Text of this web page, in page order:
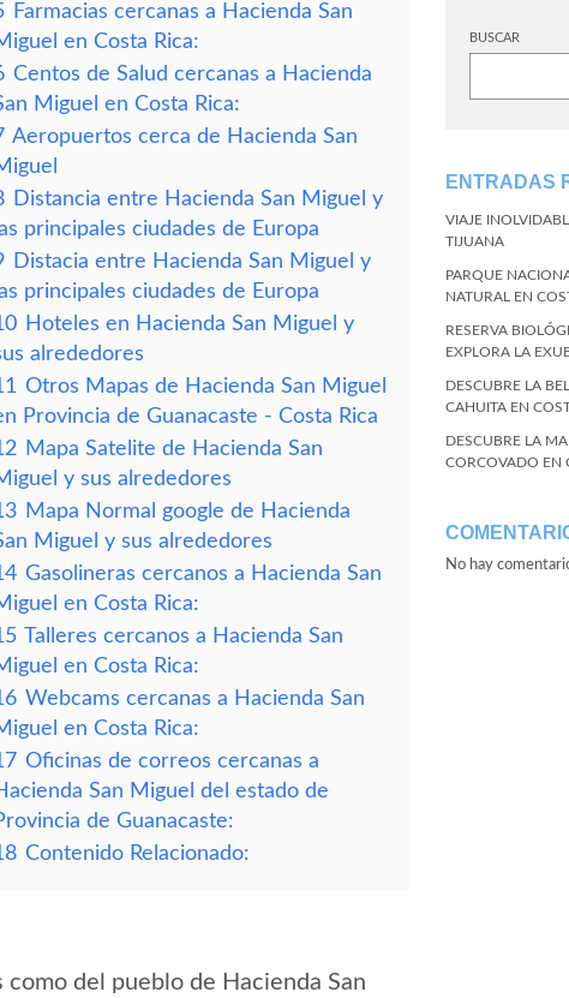
Farmacias cercanas a Hacienda San
en Costa Rica:
Centos de Salud cercanas a Hacienda
Miguel en Costa Rica:
Aeropuertos cerca de Hacienda San
Distancia entre Hacienda San Miguel y
principales ciudades de Europa
Distacia entre Hacienda San Miguel y
principales ciudades de Europa
Hoteles en Hacienda San Miguel y
alrededores
Otros Mapas de Hacienda San Miguel
Provincia de Guanacaste - Costa Rica
Mapa Satelite de Hacienda San
y sus alrededores
Mapa Normal google de Hacienda
Miguel y sus alrededores
Gasolineras cercanos a Hacienda San
en Costa Rica:
Talleres cercanos a Hacienda San
en Costa Rica:
Webcams cercanas a Hacienda San
en Costa Rica:
Oficinas de correos cercanas a
San Miguel del estado de
de Guanacaste:
Contenido Relacionado:
del pueblo de Hacienda San
BUSCAR
ENTRADAS
VIAJE
TIJUANA
PARQUE
NATURAL EN
RESERVA
EXPLORA LA
DESCUBRE LA
CAHUITA EN
DESCUBRE LA
CORCOVADO EN
No hay